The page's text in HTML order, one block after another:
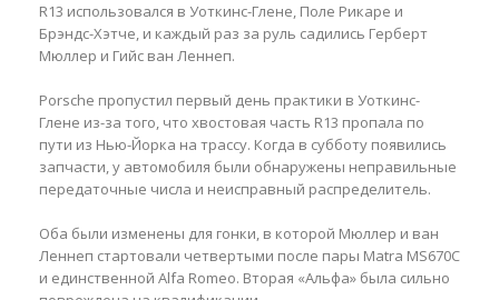
R13 использовался в Уоткинс-Глене, Поле Рикаре и
Брэндс-Хэтче, и каждый раз за руль садились Герберт
Мюллер и Гийс ван Леннеп.
Porsche пропустил первый день практики в Уоткинс-
Глене из-за того, что хвостовая часть R13 пропала по
пути из Нью-Йорка на трассу. Когда в субботу появились
запчасти, у автомобиля были обнаружены неправильные
передаточные числа и неисправный распределитель.
Оба были изменены для гонки, в которой Мюллер и ван
Леннеп стартовали четвертыми после пары Matra MS670C
и единственной Alfa Romeo. Вторая «Альфа» была сильно